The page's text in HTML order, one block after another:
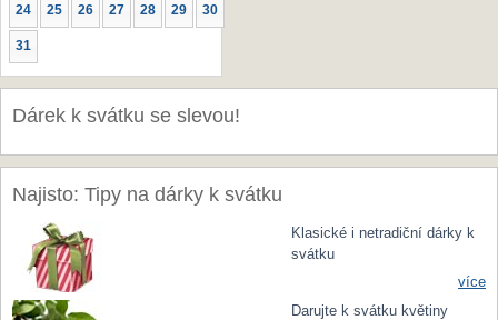
24 25 26 27 28 29 30
31
Dárek k svátku se slevou!
Najisto: Tipy na dárky k svátku
Klasické i netradiční dárky k
svátku
více
Darujte k svátku květiny